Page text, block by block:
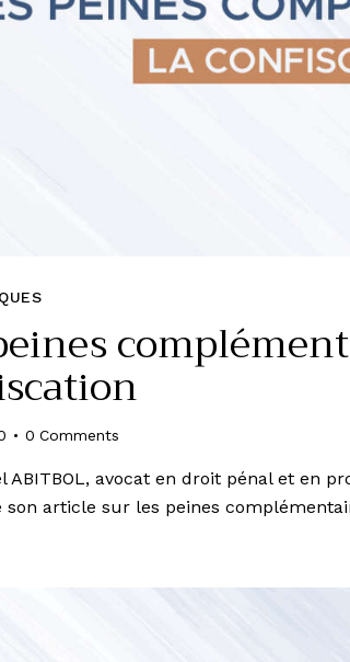
0 Comments
ABITBOL, avocat en droit pénal et en
son article sur les peines